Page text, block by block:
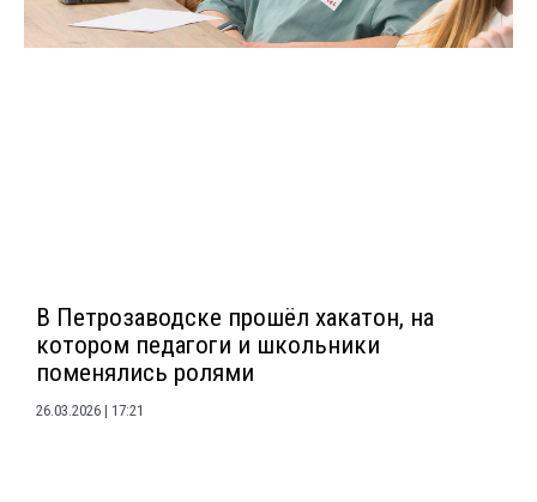
В Петрозаводске прошёл хакатон, на
котором педагоги и школьники
поменялись ролями
26.03.2026 17:21